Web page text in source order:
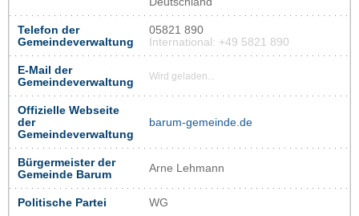
Telefon der
Gemeindeverwaltung
05821 890
International: +49 5821 890
E-Mail der
Gemeindeverwaltung
Wird geladen...
Offizielle Webseite
der
Gemeindeverwaltung
barum-gemeinde.de
Bürgermeister der
Gemeinde Barum
Arne Lehmann
Politische Partei WG